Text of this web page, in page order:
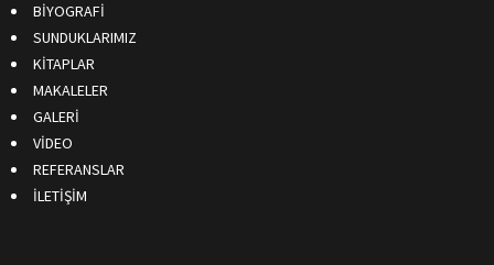
BİYOGRAFİ
SUNDUKLARIMIZ
KİTAPLAR
MAKALELER
GALERİ
VİDEO
REFERANSLAR
İLETİŞİM